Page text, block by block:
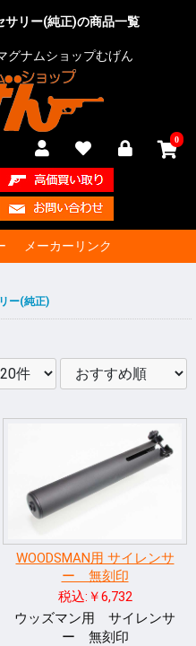
サリー(純正)の商品一覧
グナムショップむげん
0
メーカーリンク
ー(純正)
WOODSMAN用 サイレンサ
ー 無刻印
税込:￥6,732
ウッズマン用 サイレンサ
ー 無刻印